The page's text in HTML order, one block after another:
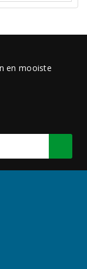
en mooiste